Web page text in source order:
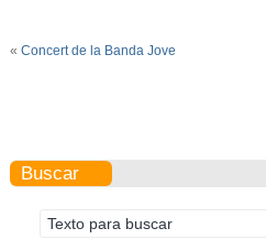
« Concert de la Banda Jove
Buscar